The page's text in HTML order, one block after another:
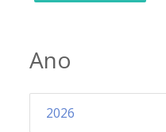
Ano
2026